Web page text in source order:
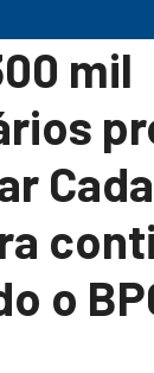
mil
o